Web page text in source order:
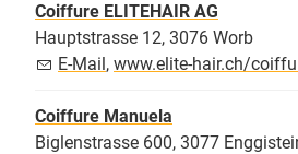
Coiffure ELITEHAIR AG
Hauptstrasse 12, 3076 Worb
E-Mail, www.elite-hair.ch/
Coiffure Manuela
Biglenstrasse 600, 3077